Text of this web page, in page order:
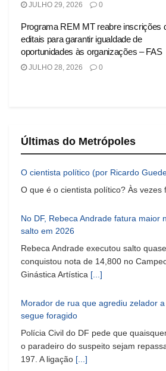
JULHO 29, 2026 0
Programa REM MT reabre inscrições
editais para garantir igualdade de
oportunidades às organizações – FAS
JULHO 28, 2026 0
Últimas do Metrópoles
O cientista político (por Ricardo
O que é o cientista político? Às vezes
No DF, Rebeca Andrade fatura maior
salto em 2026
Rebeca Andrade executou salto
conquistou nota de 14,800 no
Ginástica Artística [...]
Morador de rua que agrediu zelador
segue foragido
Polícia Civil do DF pede que
o paradeiro do suspeito sejam
197. A ligação [...]